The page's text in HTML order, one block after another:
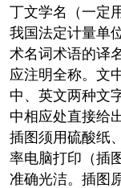
丁文学名（一定
我国法定计量单
术名词术语的译
应注明全称。文
中、英文两种文
中相应处直接给
插图须用硫酸纸
率电脑打印（插
准确光洁。插图